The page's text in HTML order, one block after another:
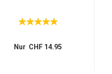
Nur CHF 14.95